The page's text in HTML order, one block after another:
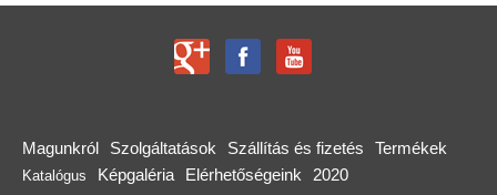
Magunkról Szolgáltatások Szállítás és fizetés Termékek
Katalógus Képgaléria Elérhetőségeink 2020